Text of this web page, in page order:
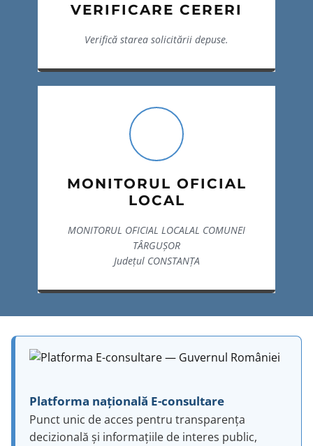
VERIFICARE CERERI
Verifică starea solicitării depuse.
MONITORUL OFICIAL
LOCAL
MONITORUL OFICIAL LOCALAL COMUNEI
TÂRGUȘOR
Județul CONSTANȚA
Platforma națională E-consultare
Punct unic de acces pentru transparența
decizională și informațiile de interes public,